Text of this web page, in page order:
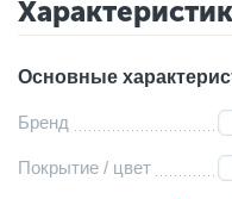
Основные
Бренд
Покрытие / цвет